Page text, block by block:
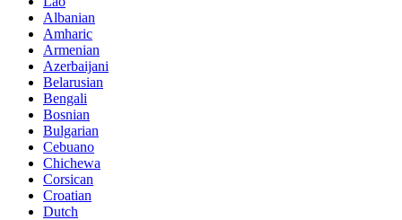
Albanian
Amharic
Armenian
Azerbaijani
Belarusian
Bengali
Bosnian
Bulgarian
Cebuano
Chichewa
Corsican
Croatian
Dutch